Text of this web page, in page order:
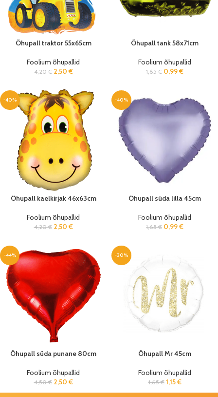
Õhupall traktor 55x65cm
Foolium õhupallid
4,20€ 2,50 €
Õhupall tank 58x71cm
Foolium õhupallid
1,65€ 0,99€
-40%
Õhupall kaelkirjak 46x63cm
Foolium õhupallid
4,20€ 2,50 €
-40%
Õhupall süda lilla 45cm
Foolium õhupallid
1,65€ 0,99€
-44%
Õhupall süda punane 80cm
Foolium õhupallid
4,50€ 2,50 €
-30%
Õhupall Mr 45cm
Foolium õhupallid
1,65€ 1,15€